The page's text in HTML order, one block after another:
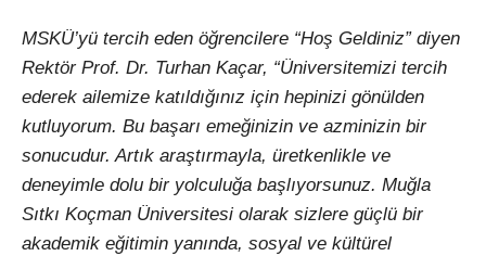
MSKÜ’yü tercih eden öğrencilere “Hoş Geldiniz” diyen
Rektör Prof. Dr. Turhan Kaçar, “Üniversitemizi tercih
ederek ailemize katıldığınız için hepinizi gönülden
kutluyorum. Bu başarı emeğinizin ve azminizin bir
sonucudur. Artık araştırmayla, üretkenlikle ve
deneyimle dolu bir yolculuğa başlıyorsunuz. Muğla
Sıtkı Koçman Üniversitesi olarak sizlere güçlü bir
akademik eğitimin yanında, sosyal ve kültürel